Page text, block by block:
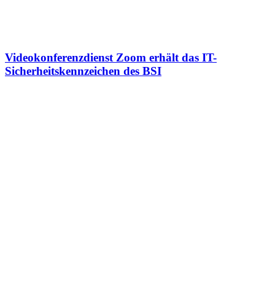
Videokonferenzdienst Zoom erhält das IT-
Sicherheitskennzeichen des BSI